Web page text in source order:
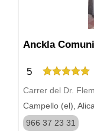
Anckla
5
Carrer del Dr.
Campello (el),
966 37 23 31